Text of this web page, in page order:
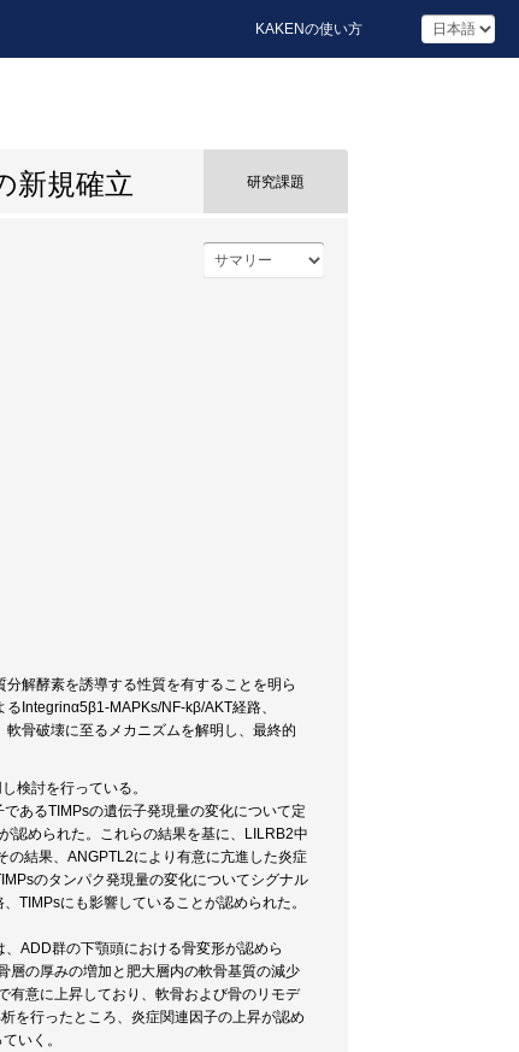
KAKENの使い方
新規確立 研究課題
解酵素を誘導する性質を有することを明ら
Integrinα5β1‐MAPKs/NF-kβ/AKT経路、
軟骨破壊に至るメカニズムを解明し、最終的
検討を行っている。
あるTIMPsの遺伝子発現量の変化について定
認められた。これらの結果を基に、LILRB2中
結果、ANGPTL2により有意に亢進した炎症
のタンパク発現量の変化についてシグナル
TIMPsにも影響していることが認められた。
ADD群の下顎頭における骨変形が認めら
層の厚みの増加と肥大層内の軟骨基質の減少
有意に上昇しており、軟骨および骨のリモデ
を行ったところ、炎症関連因子の上昇が認め
いく。